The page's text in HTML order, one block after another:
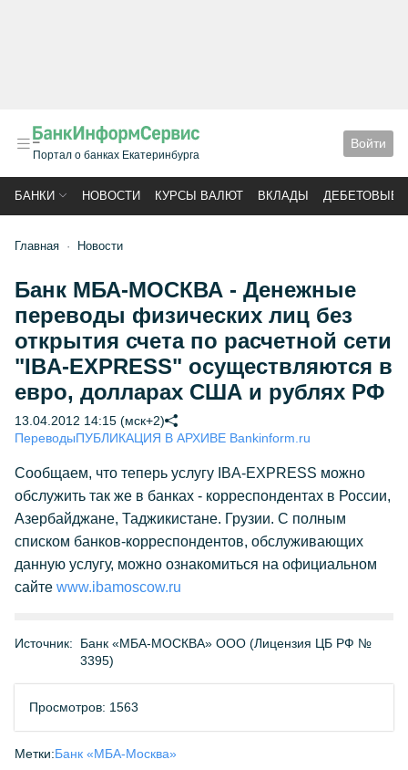
Портал о банках Екатеринбурга
Войти
БАНКИ НОВОСТИ КУРСЫ ВАЛЮТ ВКЛАДЫ ДЕБЕТОВЫЕ
Главная Новости
Банк МБА-МОСКВА - Денежные
переводы физических лиц без
открытия счета по расчетной сети
"IBA-EXPRESS" осуществляются в
евро, долларах США и рублях РФ
13.04.2012 14:15 (мск+2)
ПереводыПУБЛИКАЦИЯ В АРХИВЕ Bankinform.ru
Сообщаем, что теперь услугу IBA-EXPRESS можно
обслужить так же в банках - корреспондентах в России,
Азербайджане, Таджикистане. Грузии. С полным
списком банков-корреспондентов, обслуживающих
данную услугу, можно ознакомиться на официальном
сайте www.ibamoscow.ru
Источник:
Банк «МБА-МОСКВА» ООО (Лицензия ЦБ РФ №
3395)
Просмотров: 1563
Метки:Банк «МБА-Москва»